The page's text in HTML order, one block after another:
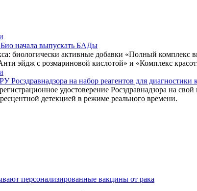
начала выпускать БАДы
биологически активные добавки «Полный
эйдж с розмариновой кислотой» и «Комплекс
Росздравнадзора на набор реагентов для
удостоверение Росздравнадзора на
детекцией в режиме реального времени.
персонализированные вакцины от рака